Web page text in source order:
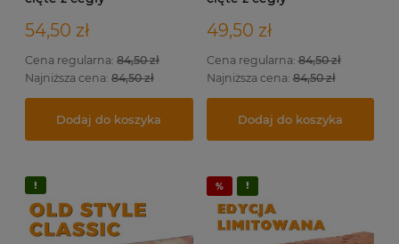
Cut Brick CLASSIC - płytki
cięte z cegły
rozbiórkowej na ścianę.
54,50 zł
Cena regularna:84,50 zł
Najniższa cena:
Dodaj do koszyka
Cut Brick YELLOW - płytki
cięte z cegły
rozbiórkowej na elewację
i do wewnątrz.
49,50 zł
Cena regularna:84,50 zł
Najniższa cena:
Dodaj do koszyka